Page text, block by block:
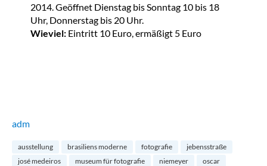
2014. Geöffnet Dienstag bis Sonntag 10 bis 18
Uhr, Donnerstag bis 20 Uhr.
Wieviel: Eintritt 10 Euro, ermäßigt 5 Euro
adm
ausstellung brasiliens moderne fotografie
jebensstraße
josé medeiros
museum für fotografie niemeyer oscar